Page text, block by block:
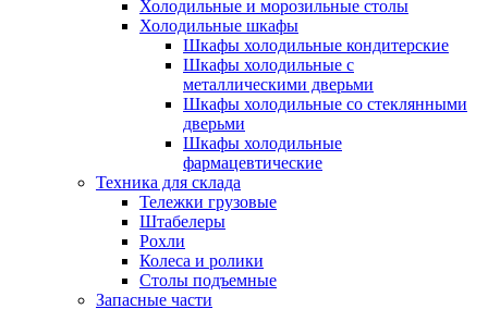
Холодильные и морозильные столы
Холодильные шкафы
Шкафы холодильные кондитерские
Шкафы холодильные с
металлическими дверьми
Шкафы холодильные со стеклянными
дверьми
Шкафы холодильные
фармацевтические
Техника для склада
Тележки грузовые
Штабелеры
Рохли
Колеса и ролики
Столы подъемные
Запасные части